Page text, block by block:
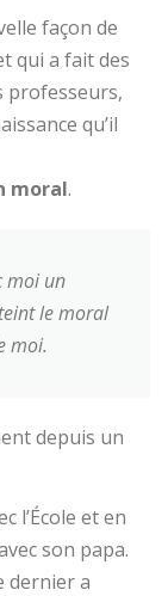
façon de
qui a fait des
professeurs,
qu’il
moral.
moi un
le moral
moi.
depuis un
l’École et en
son papa.
dernier a